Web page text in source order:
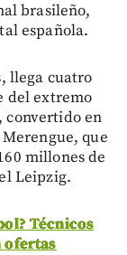
brasileño,
española.
llega cuatro
del extremo
convertido en
que
millones de
Leipzig.
Técnicos
ofertas